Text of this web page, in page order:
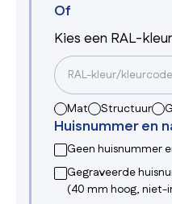
Of
Kies een RAL-
Mat Structuur
Huisnummer en
Geen huisnummer
Gegraveerde
(40 mm hoog, niet-